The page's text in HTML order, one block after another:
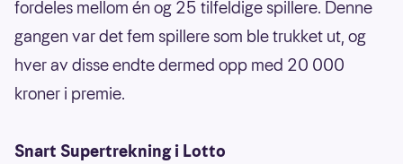
fordeles mellom én og 25 tilfeldige spillere. Denne
gangen var det fem spillere som ble trukket ut, og
hver av disse endte dermed opp med 20 000
kroner i premie.
Snart Supertrekning i Lotto